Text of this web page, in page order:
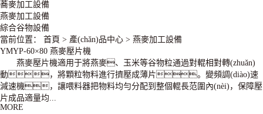
蕎麥加工設備
燕麥加工設備
綜合谷物設備
當前位置： 首頁 > 產(chǎn)品中心 > 燕麥加工設備
YMYP-60×80 燕麥壓片機
燕麥壓片機適用于將燕麥、玉米等谷物粒通過對輥相對轉(zhuǎn)
動，將顆粒物料進行擠壓成薄片。變頻調(diào)速
減速機，讓喂料器把物料均勻分配到整個輥長范圍內(nèi)，保障壓
片成品適量均...
MORE